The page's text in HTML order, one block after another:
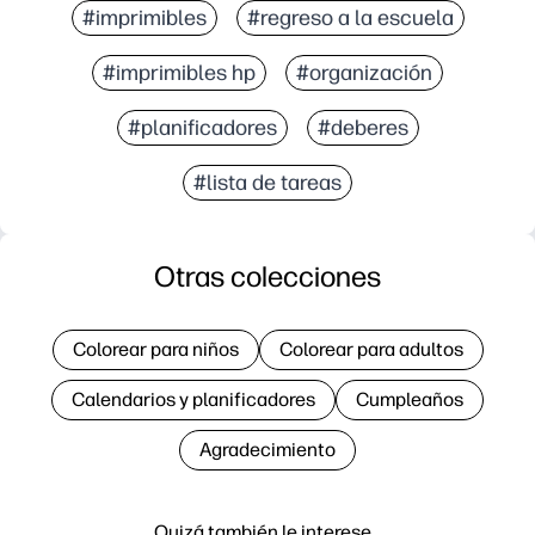
#imprimibles #regreso a la escuela
#imprimibles hp #organización
#planificadores #deberes
#lista de tareas
Otras colecciones
Colorear para niños Colorear para adultos
Calendarios y planificadores Cumpleaños
Agradecimiento